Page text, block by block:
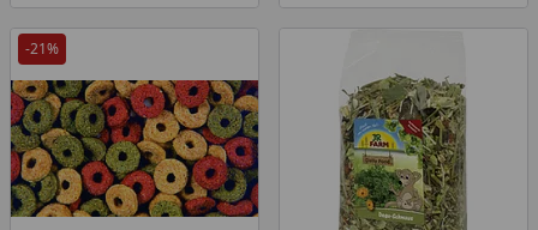
-21%